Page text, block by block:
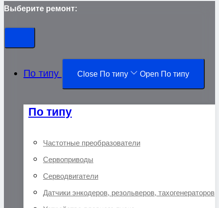
Выберите ремонт:
По типу Close По типу Open По типу
По типу
Частотные преобразователи
Сервоприводы
Серводвигатели
Датчики энкодеров, резольверов, тахогенераторов